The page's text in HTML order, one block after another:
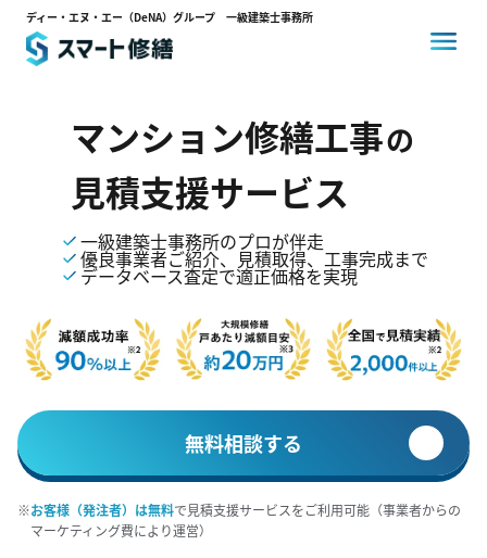
ディー・エヌ・エー（DeNA）グループ 一級建築士事務所
スマート修繕とは
コスト削減事例
選ばれる理由
お客様の声
0120-14-370424時間対応 通話料・相談料 無料
マンション修繕工事の
見積支援サービス
一級建築士事務所のプロが伴走
優良事業者ご紹介、見積取得、工事完成まで
データベース査定で適正価格を実現
無料相談する
お客様（発注者）は無料で見積支援サービスをご利用可能（事業者からの
マーケティング費により運営）